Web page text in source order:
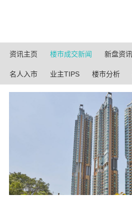
资讯主页 楼市成交新闻 新盘资讯
名人入市 业主TIPS 楼市分析